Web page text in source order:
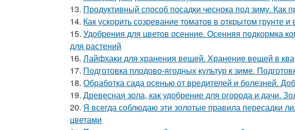
13. Продуктивный способ посадки чеснока под зиму. Как
14. Как ускорить созревание томатов в открытом грунте и
15. Удобрения для цветов осенние. Осенняя подкормка
для растений
16. Лайфхаки для хранения вещей. Хранение вещей в
17. Подготовка плодово-ягодных культур к зиме.
18. Обработка сада осенью от вредителей и болезней.
19. Древесная зола, как удобрение для огорода и дачи.
20. Я всегда соблюдаю эти золотые правила пересадки
цветами